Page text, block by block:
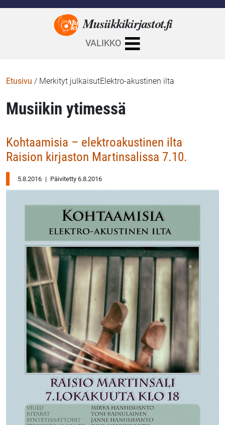
Musiikkikirjastot.fi
VALIKKO
Etusivu / Merkityt julkaisutElektro-akustinen ilta
Musiikin ytimessä
Kohtaamisia – elektroakustinen ilta
Raision kirjaston Martinsalissa 7.10.
5.8.2016 | Päivitetty 6.8.2016